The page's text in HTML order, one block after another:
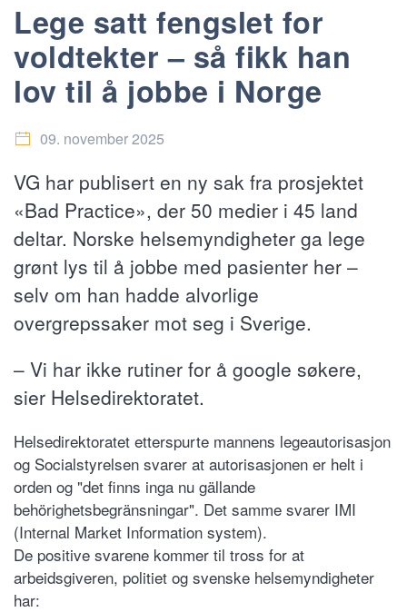
Lege satt fengslet for
voldtekter – så fikk han
lov til å jobbe i Norge
09. november 2025
VG har publisert en ny sak fra prosjektet
«Bad Practice», der 50 medier i 45 land
deltar. Norske helsemyndigheter ga lege
grønt lys til å jobbe med pasienter her –
selv om han hadde alvorlige
overgrepssaker mot seg i Sverige.
– Vi har ikke rutiner for å google søkere,
sier Helsedirektoratet.
Helsedirektoratet etterspurte mannens legeautorisasjon
og Socialstyrelsen svarer at autorisasjonen er helt i
orden og "det finns inga nu gällande
behörighetsbegränsningar". Det samme svarer IMI
(Internal Market Information system).
De positive svarene kommer til tross for at
arbeidsgiveren, politiet og svenske helsemyndigheter
har: